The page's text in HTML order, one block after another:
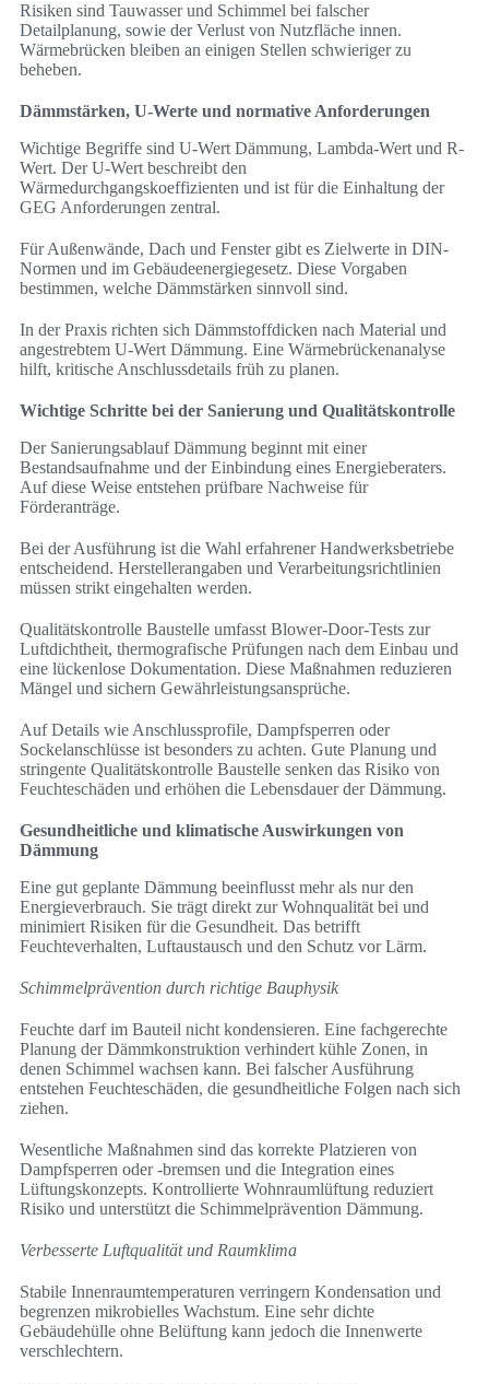
Risiken sind Tauwasser und Schimmel bei falscher
Detailplanung, sowie der Verlust von Nutzfläche innen.
Wärmebrücken bleiben an einigen Stellen schwieriger zu
beheben.
Dämmstärken, U-Werte und normative Anforderungen
Wichtige Begriffe sind U-Wert Dämmung, Lambda-Wert und R-
Wert. Der U-Wert beschreibt den
Wärmedurchgangskoeffizienten und ist für die Einhaltung der
GEG Anforderungen zentral.
Für Außenwände, Dach und Fenster gibt es Zielwerte in DIN-
Normen und im Gebäudeenergiegesetz. Diese Vorgaben
bestimmen, welche Dämmstärken sinnvoll sind.
In der Praxis richten sich Dämmstoffdicken nach Material und
angestrebtem U-Wert Dämmung. Eine Wärmebrückenanalyse
hilft, kritische Anschlussdetails früh zu planen.
Wichtige Schritte bei der Sanierung und Qualitätskontrolle
Der Sanierungsablauf Dämmung beginnt mit einer
Bestandsaufnahme und der Einbindung eines Energieberaters.
Auf diese Weise entstehen prüfbare Nachweise für
Förderanträge.
Bei der Ausführung ist die Wahl erfahrener Handwerksbetriebe
entscheidend. Herstellerangaben und Verarbeitungsrichtlinien
müssen strikt eingehalten werden.
Qualitätskontrolle Baustelle umfasst Blower-Door-Tests zur
Luftdichtheit, thermografische Prüfungen nach dem Einbau und
eine lückenlose Dokumentation. Diese Maßnahmen reduzieren
Mängel und sichern Gewährleistungsansprüche.
Auf Details wie Anschlussprofile, Dampfsperren oder
Sockelanschlüsse ist besonders zu achten. Gute Planung und
stringente Qualitätskontrolle Baustelle senken das Risiko von
Feuchteschäden und erhöhen die Lebensdauer der Dämmung.
Gesundheitliche und klimatische Auswirkungen von
Dämmung
Eine gut geplante Dämmung beeinflusst mehr als nur den
Energieverbrauch. Sie trägt direkt zur Wohnqualität bei und
minimiert Risiken für die Gesundheit. Das betrifft
Feuchteverhalten, Luftaustausch und den Schutz vor Lärm.
Schimmelprävention durch richtige Bauphysik
Feuchte darf im Bauteil nicht kondensieren. Eine fachgerechte
Planung der Dämmkonstruktion verhindert kühle Zonen, in
denen Schimmel wachsen kann. Bei falscher Ausführung
entstehen Feuchteschäden, die gesundheitliche Folgen nach sich
ziehen.
Wesentliche Maßnahmen sind das korrekte Platzieren von
Dampfsperren oder -bremsen und die Integration eines
Lüftungskonzepts. Kontrollierte Wohnraumlüftung reduziert
Risiko und unterstützt die Schimmelprävention Dämmung.
Verbesserte Luftqualität und Raumklima
Stabile Innenraumtemperaturen verringern Kondensation und
begrenzen mikrobielles Wachstum. Eine sehr dichte
Gebäudehülle ohne Belüftung kann jedoch die Innenwerte
verschlechtern.